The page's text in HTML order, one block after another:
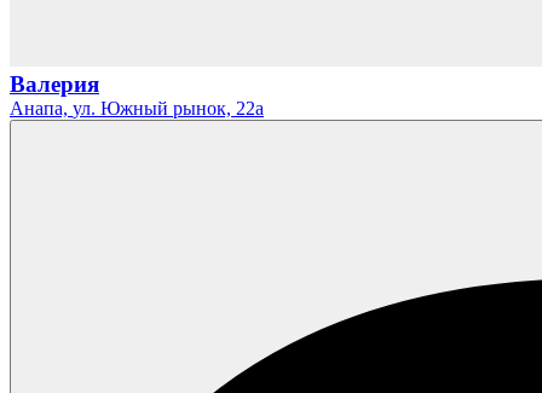
Валерия
Анапа, ул. Южный рынок, 22а